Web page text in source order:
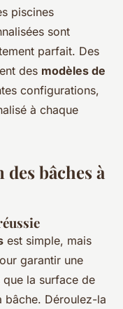
piscines
sont
parfait. Des
des modèles de
configurations,
à chaque
bâches à
est simple, mais
garantir une
la surface de
bâche. Déroulez-la